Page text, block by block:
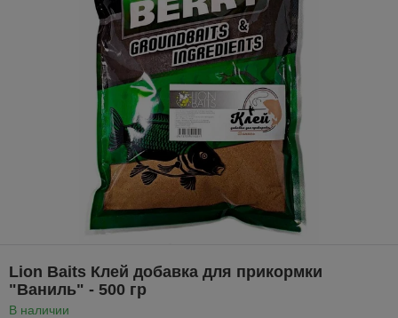
Lion Baits Клей добавка для прикормки
"Ваниль" - 500 гр
В наличии